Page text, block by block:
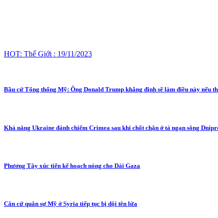
HOT: Thế Giới : 19/11/2023
Bầu cử Tổng thống Mỹ: Ông Donald Trump khẳng định sẽ làm điều này nếu
Khả năng Ukraine đánh chiếm Crimea sau khi chốt chặn ở tả ngạn sông
Phương Tây xúc tiến kế hoạch nóng cho Dải Gaza
Căn cứ quân sự Mỹ ở Syria tiếp tục bị dội tên lửa